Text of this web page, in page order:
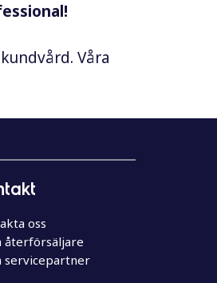
Våra
oss
återförsäljare
servicepartner